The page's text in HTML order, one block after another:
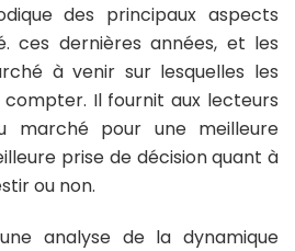
des principaux aspects
ces dernières années, et les
à venir sur lesquelles les
Il fournit aux lecteurs
marché pour une meilleure
prise de décision quant à
ou non.
analyse de la dynamique